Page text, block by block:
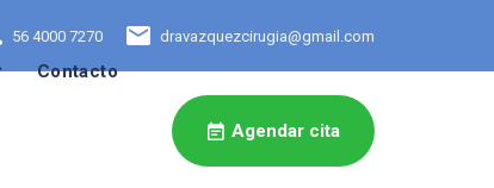
56 4000 7270 dravazquezcirugia@gmail.com
Contacto
Agendar cita